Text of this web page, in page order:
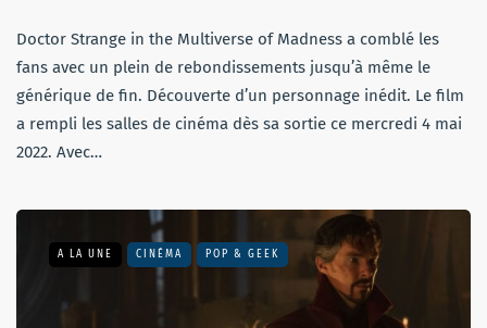
Doctor Strange in the Multiverse of Madness a comblé les
fans avec un plein de rebondissements jusqu’à même le
générique de fin. Découverte d’un personnage inédit. Le film
a rempli les salles de cinéma dès sa sortie ce mercredi 4 mai
2022. Avec…
A LA UNE CINÉMA POP & GEEK